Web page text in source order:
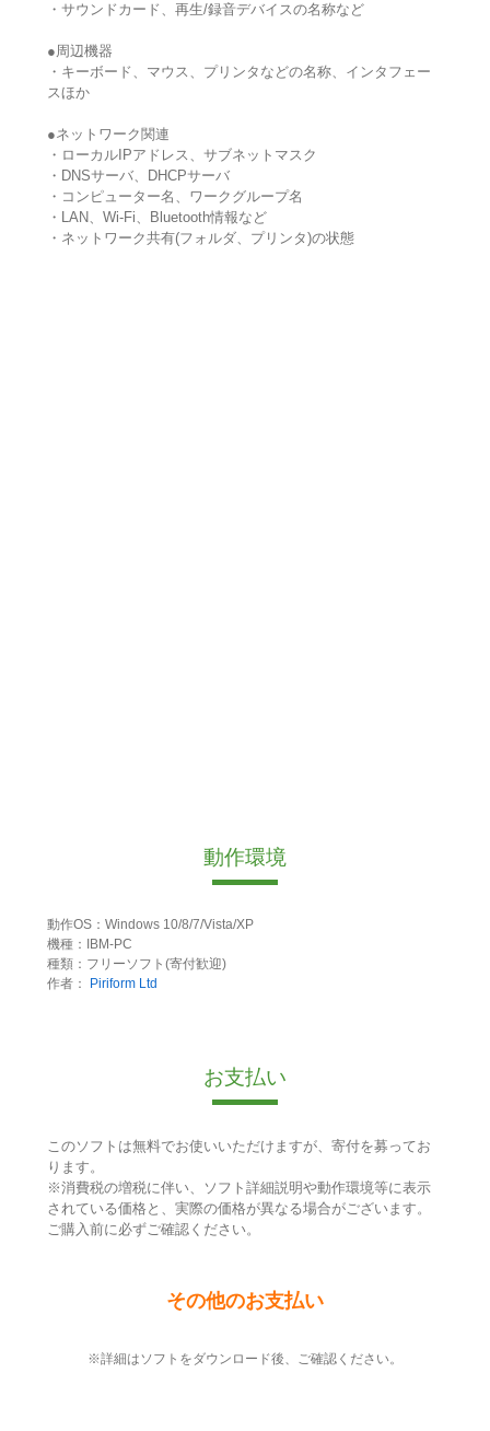
・サウンドカード、再生/録音デバイスの名称など
●周辺機器
・キーボード、マウス、プリンタなどの名称、インタフェー
スほか
●ネットワーク関連
・ローカルIPアドレス、サブネットマスク
・DNSサーバ、DHCPサーバ
・コンピューター名、ワークグループ名
・LAN、Wi-Fi、Bluetooth情報など
・ネットワーク共有(フォルダ、プリンタ)の状態
動作環境
動作OS：Windows 10/8/7/Vista/XP
機種：IBM-PC
種類：フリーソフト(寄付歓迎)
作者：
Piriform Ltd
お支払い
このソフトは無料でお使いいただけますが、寄付を募ってお
ります。
※消費税の増税に伴い、ソフト詳細説明や動作環境等に表示
されている価格と、実際の価格が異なる場合がございます。
ご購入前に必ずご確認ください。
その他のお支払い
※詳細はソフトをダウンロード後、ご確認ください。